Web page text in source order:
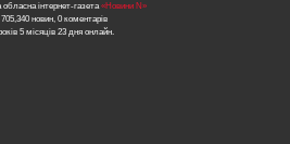
обласна інтернет-газета«Новини N»
новин, 0 коментарів
5 місяців 23 дня онлайн.